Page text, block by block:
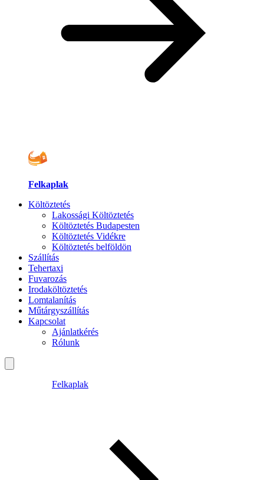
Felkaplak
Költöztetés
Lakossági Költöztetés
Költöztetés Budapesten
Költöztetés Vidékre
Költöztetés belföldön
Szállítás
Tehertaxi
Fuvarozás
Irodaköltöztetés
Lomtalanítás
Műtárgyszállítás
Kapcsolat
Ajánlatkérés
Rólunk
Felkaplak